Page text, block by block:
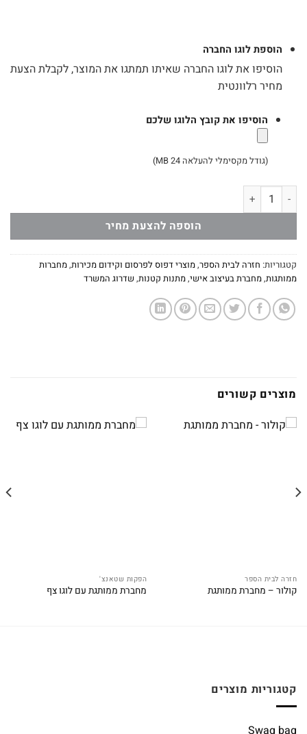
הוספת לוגו החברה
הוסיפו את לוגו החברה שאיתו תמתגו את המוצר, לקבלת הצעת
מחיר רלוונטית
הוסיפו את קובץ הלוגו שלכם
(גודל מקסימלי להעלאה 24 MB)
כמות של מחברת ממותגת כריכה דמוי עור
הוספה להצעת מחיר
קטגוריות: חזרה לבית הספר,מוצרי דפוס לפרסום וקידום מכירות,מחברות
ממותגות,מחברת בעיצוב אישי,מתנות קטנות, שדרוג המשרד
מוצרים קשורים
חזרה לבית הספר
קולור – מחברת ממותגת
הפקות שטאנצ'
מחברת ממותגת עם לוגו צף
קטגוריות מוצרים